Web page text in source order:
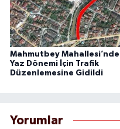
Mahmutbey Mahallesi’nde
Yaz Dönemi İçin Trafik
Düzenlemesine Gidildi
Yorumlar